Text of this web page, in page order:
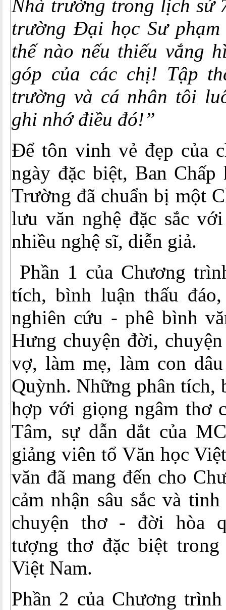
Nhà trường trong lịch sử
trường Đại học Sư phạm
thế nào nếu thiếu vắng
góp của các chị! Tập
trường và cá nhân tôi
ghi nhớ điều đó!”
Để tôn vinh vẻ đẹp của
ngày đặc biệt, Ban Chấp
Trường đã chuẩn bị một
lưu văn nghệ đặc sắc
nhiều nghệ sĩ, diễn giả.
Phần 1 của Chương
tích, bình luận thấu
nghiên cứu - phê bình
Hưng chuyện đời,
vợ, làm mẹ, làm con
Quỳnh. Những phân tích,
hợp với giọng ngâm thơ
Tâm, sự dẫn dắt của
giảng viên tổ Văn học
văn đã mang đến cho
cảm nhận sâu sắc và
chuyện thơ - đời hòa
tượng thơ đặc biệt
Việt Nam.
Phần 2 của Chương